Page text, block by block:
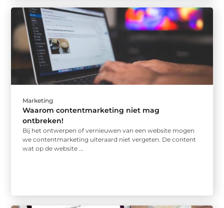
Marketing
Waarom contentmarketing niet mag
ontbreken!
Bij het ontwerpen of vernieuwen van een website mogen
we contentmarketing uiteraard niet vergeten. De content
wat op de website ...